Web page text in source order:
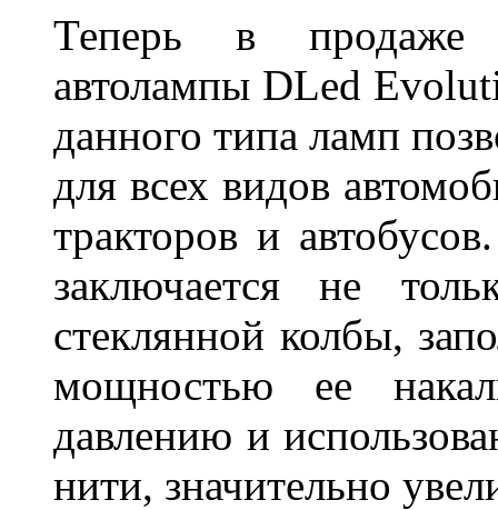
Теперь в продаже
автолампы DLed
данного типа ламп
для всех видов
тракторов и
заключается не
стеклянной колбы,
мощностью ее
давлению и
нити, значительно